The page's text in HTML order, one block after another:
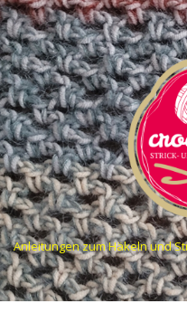
Anleitungen zum Häkeln und